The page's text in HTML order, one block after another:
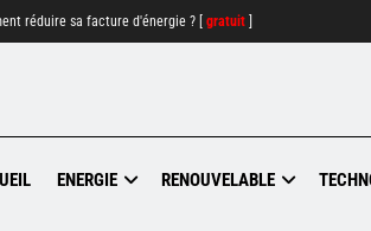
réduire sa facture d'énergie ? [ gratuit
ENERGIE RENOUVELABLE